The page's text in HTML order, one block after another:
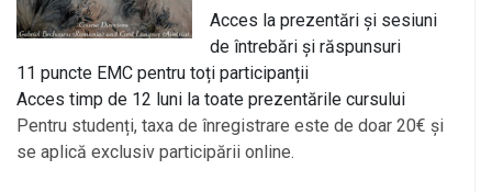
Acces la prezentări și sesiuni
de întrebări și răspunsuri
11 puncte EMC pentru toți participanții
Acces timp de 12 luni la toate prezentările cursului
Pentru studenți, taxa de înregistrare este de doar 20€ și
se aplică exclusiv participării online.